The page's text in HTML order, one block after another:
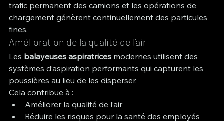
trafic permanent des camions et les opérations de
chargement génèrent continuellement des particules
fines.
Amélioration de la qualité de l’air
Les balayeuses aspiratrices modernes utilisent des
systèmes d’aspiration performants qui capturent les
poussières au lieu de les disperser.
Cela contribue à :
Améliorer la qualité de l’air
Réduire les risques pour la santé des employés